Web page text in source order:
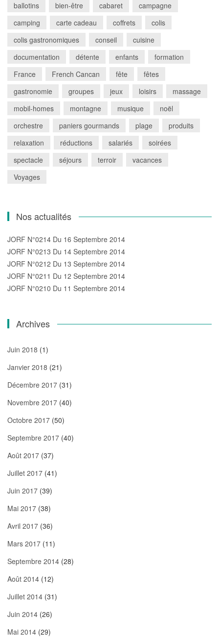
ballotins
bien-être cabaret
campagne
camping
carte cadeau coffrets
colis
colis gastronomiques
conseil
cuisine
documentation
détente enfants
formation
France
French Cancan fête
fêtes
gastronomie
groupes jeux loisirs
massage
mobil-homes
montagne musique
noël
orchestre
paniers gourmands plage
produits
relaxation
réductions salariés
soirées
spectacle
séjours terroir
vacances
Voyages
Nos actualités
JORF N°0214 Du 16 Septembre 2014
JORF N°0213 Du 14 Septembre 2014
JORF N°0212 Du 13 Septembre 2014
JORF N°0211 Du 12 Septembre 2014
JORF N°0210 Du 11 Septembre 2014
Archives
Juin 2018 (1)
Janvier 2018 (21)
Décembre 2017 (31)
Novembre 2017 (40)
Octobre 2017 (50)
Septembre 2017 (40)
Août 2017 (37)
Juillet 2017 (41)
Juin 2017 (39)
Mai 2017 (38)
Avril 2017 (36)
Mars 2017 (11)
Septembre 2014 (28)
Août 2014 (12)
Juillet 2014 (31)
Juin 2014 (26)
Mai 2014 (29)